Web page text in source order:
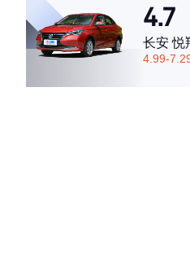
4.7
长安 悦
4.99-